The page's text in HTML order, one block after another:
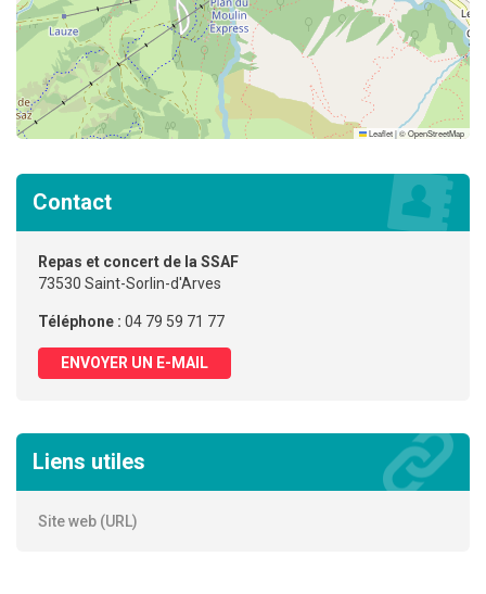
Leaflet|©OpenStreetMap
Contact
Repas et concert de la SSAF
73530 Saint-Sorlin-d'Arves
Téléphone : 04 79 59 71 77
ENVOYER UN E-MAIL
Liens utiles
Site web (URL)